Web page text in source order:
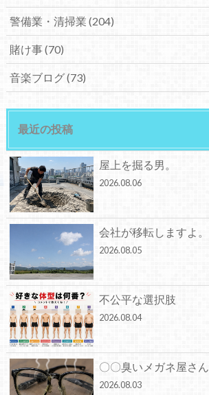
警備業・清掃業 (204)
賭け事(70)
音楽ブログ(73)
最近の投稿
屋上を掘る男。
2026.08.06
会社が移転しますよ。
2026.08.05
不公平な選択肢
2026.08.04
〇〇臭いメガネ屋さん
2026.08.03